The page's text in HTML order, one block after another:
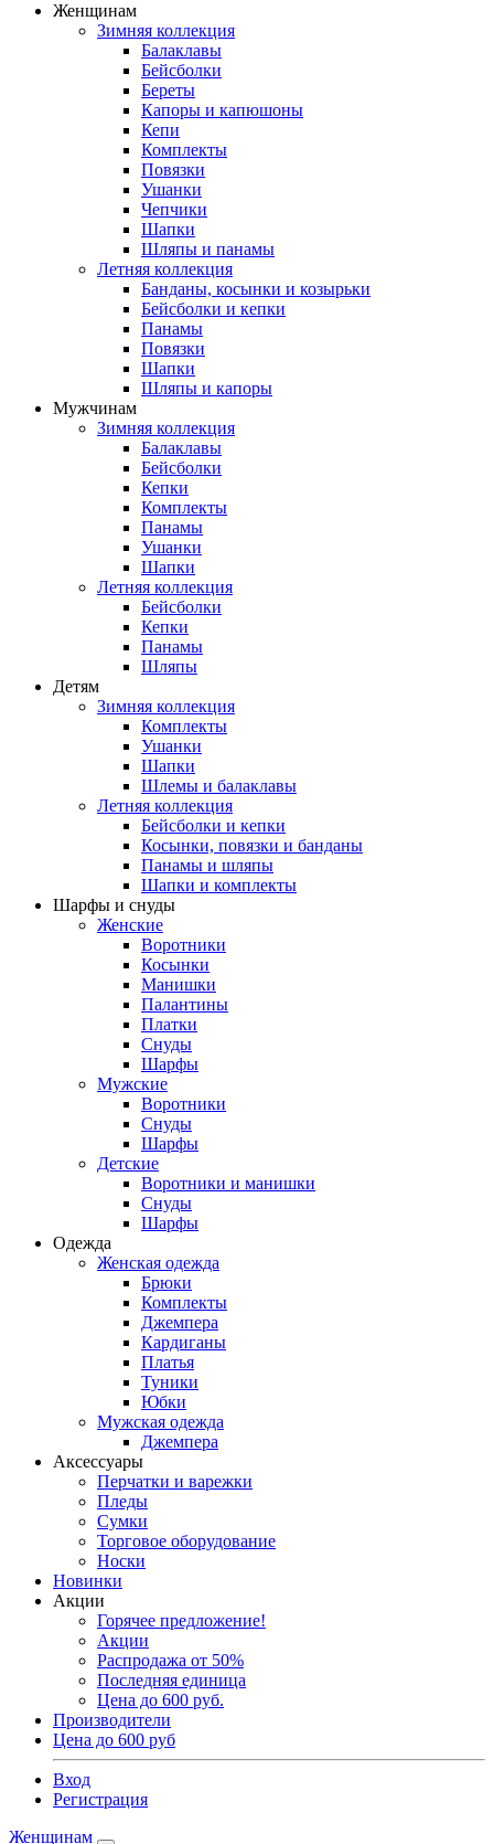
Женщинам
Зимняя коллекция
Балаклавы
Бейсболки
Береты
Капоры и капюшоны
Кепи
Комплекты
Повязки
Ушанки
Чепчики
Шапки
Шляпы и панамы
Летняя коллекция
Банданы, косынки и козырьки
Бейсболки и кепки
Панамы
Повязки
Шапки
Шляпы и капоры
Мужчинам
Зимняя коллекция
Балаклавы
Бейсболки
Кепки
Комплекты
Панамы
Ушанки
Шапки
Летняя коллекция
Бейсболки
Кепки
Панамы
Шляпы
Детям
Зимняя коллекция
Комплекты
Ушанки
Шапки
Шлемы и балаклавы
Летняя коллекция
Бейсболки и кепки
Косынки, повязки и банданы
Панамы и шляпы
Шапки и комплекты
Шарфы и снуды
Женские
Воротники
Косынки
Манишки
Палантины
Платки
Снуды
Шарфы
Мужские
Воротники
Снуды
Шарфы
Детские
Воротники и манишки
Снуды
Шарфы
Одежда
Женская одежда
Брюки
Комплекты
Джемпера
Кардиганы
Платья
Туники
Юбки
Мужская одежда
Джемпера
Аксессуары
Перчатки и варежки
Пледы
Сумки
Торговое оборудование
Носки
Новинки
Акции
Горячее предложение!
Акции
Распродажа от 50%
Последняя единица
Цена до 600 руб.
Производители
Цена до 600 руб
Вход
Регистрация
Женщинам